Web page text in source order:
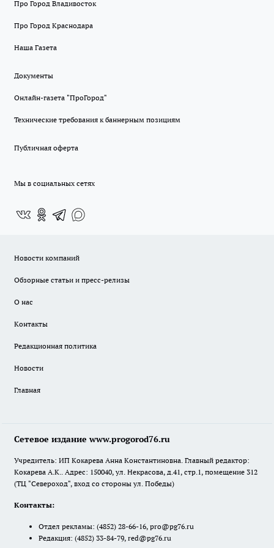
Про Город Владивосток
Про Город Краснодара
Наша Газета
Документы
Онлайн-газета "ПроГород"
Технические требования к баннерным позициям
Публичная оферта
Мы в социальных сетях
Новости компаний
Обзорные статьи и пресс-релизы
О нас
Контакты
Редакционная политика
Новости
Главная
Сетевое издание www.progorod76.ru
Учредитель: ИП Кокарева Анна Константиновна. Главный редактор:
Кокарева А.К.. Адрес: 150040, ул. Некрасова, д.41, стр.1, помещение 312
(ТЦ "Североход", вход со стороны ул. Победы)
Контакты:
Отдел рекламы: (4852) 28-66-16, pro@pg76.ru
Редакция: (4852) 33-84-79, red@pg76.ru